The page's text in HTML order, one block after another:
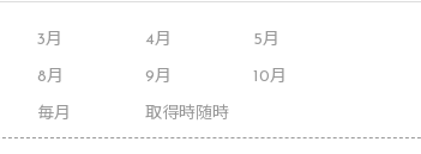
3月 4月 5月
8月 9月 10月
毎月 取得時随時